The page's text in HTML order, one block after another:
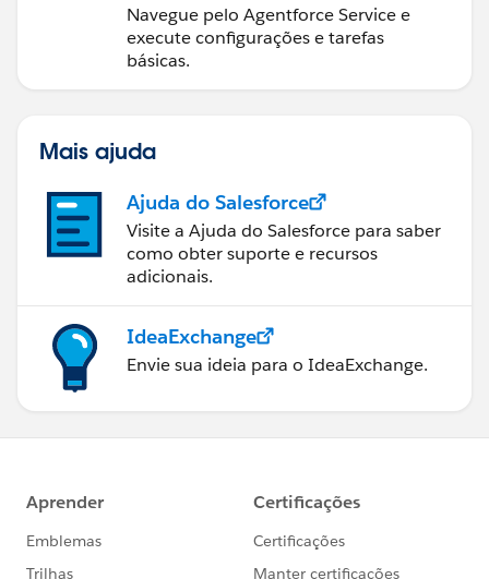
Navegue pelo Agentforce Service e
execute configurações e tarefas
básicas.
Mais ajuda
Ajuda do Salesforce
Visite a Ajuda do Salesforce para saber
como obter suporte e recursos
adicionais.
IdeaExchange
Envie sua ideia para o IdeaExchange.